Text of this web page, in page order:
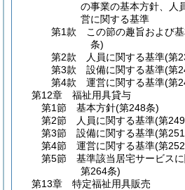
の事業の基本方針、人
営に関する基準
第1款
この節の趣旨および
条)
第2款
人員に関する基準(第
第3款
設備に関する基準(第
第4款
運営に関する基準(第
第12章
福祉用具貸与
第1節
基本方針(第248条)
第2節
人員に関する基準(第
第3節
設備に関する基準(第
第4節
運営に関する基準(第
第5節
基準該当居宅サービス
第264条)
第13章
特定福祉用具販売